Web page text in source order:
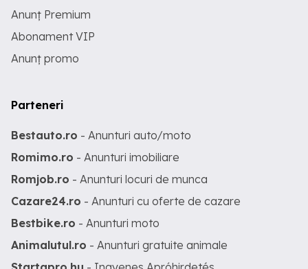
Anunț Premium
Abonament VIP
Anunț promo
Parteneri
Bestauto.ro - Anunturi auto/moto
Romimo.ro - Anunturi imobiliare
Romjob.ro - Anunturi locuri de munca
Cazare24.ro - Anunturi cu oferte de cazare
Bestbike.ro - Anunturi moto
Animalutul.ro - Anunturi gratuite animale